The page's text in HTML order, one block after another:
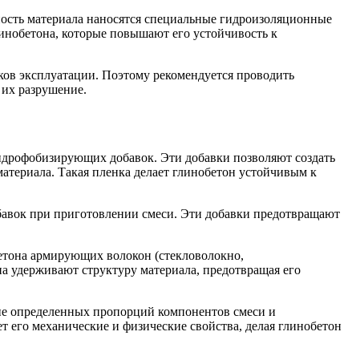
материала наносятся специальные гидроизоляционные
которые повышают его устойчивость к
эксплуатации. Поэтому рекомендуется проводить
разрушение.
добавок. Эти добавки позволяют создать
Такая пленка делает глинобетон устойчивым к
при приготовлении смеси. Эти добавки предотвращают
армирующих волокон (стекловолокно,
структуру материала, предотвращая его
определенных пропорций компонентов смеси и
механические и физические свойства, делая глинобетон